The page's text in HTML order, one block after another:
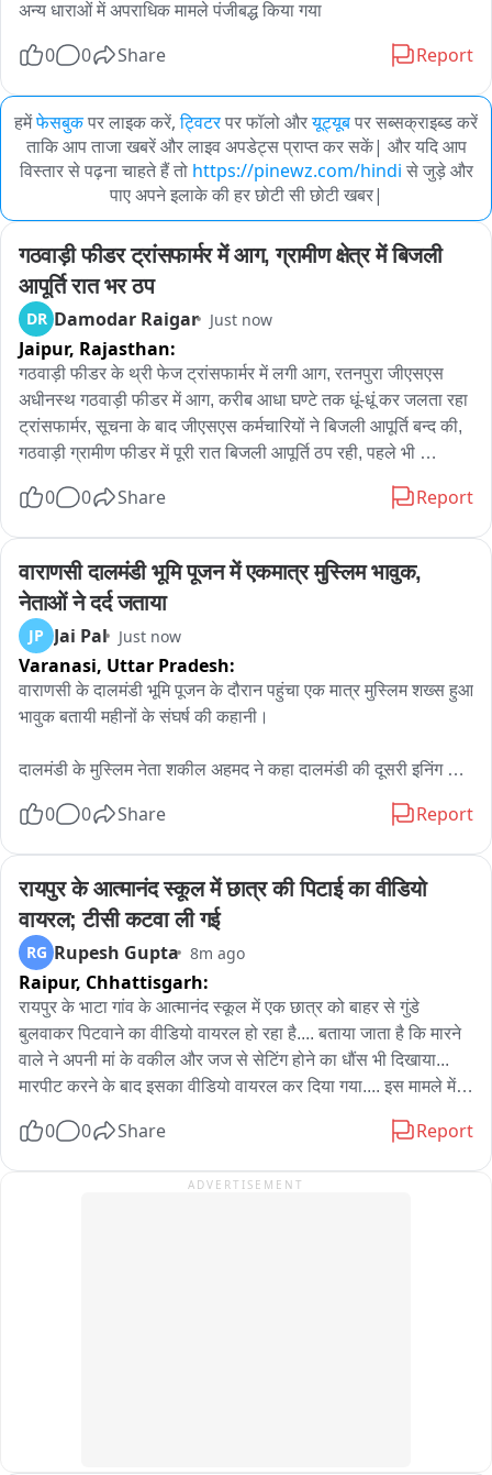
अन्य धाराओं में अपराधिक मामले पंजीबद्ध किया गया
0 0 Share Report
हमेंफेसबुकपर लाइक करें, ट्विटरपर फॉलो औरयूट्यूबपर सब्सक्राइब्ड करें
ताकि आप ताजा खबरें और लाइव अपडेट्स प्राप्त कर सकें| और यदि आप
विस्तार से पढ़ना चाहते हैं तो https://pinewz.com/hindi से जुड़े और
पाए अपने इलाके की हर छोटी सी छोटी खबर|
गठवाड़ी फीडर ट्रांसफार्मर में आग, ग्रामीण क्षेत्र में बिजली
आपूर्ति रात भर ठप
DR Damodar Raigar Just now
Jaipur, Rajasthan:
गठवाड़ी फीडर के थ्री फेज ट्रांसफार्मर में लगी आग, रतनपुरा जीएसएस
अधीनस्थ गठवाड़ी फीडर में आग, करीब आधा घण्टे तक धूं-धूं कर जलता रहा
ट्रांसफार्मर, सूचना के बाद जीएसएस कर्मचारियों ने बिजली आपूर्ति बन्द की,
गठवाड़ी ग्रामीण फीडर में पूरी रात बिजली आपूर्ति ठप रही, पहले भी
अभियंता अधीनस्थ है रतनपुरा जीएसएस
0 0 Share Report
वाराणसी दालमंडी भूमि पूजन में एकमात्र मुस्लिम भावुक,
नेताओं ने दर्द जताया
JP Jai Pal Just now
Varanasi, Uttar Pradesh:
वाराणसी के दालमंडी भूमि पूजन के दौरान पहुंचा एक मात्र मुस्लिम शख्स हुआ
भावुक बतायी महीनों के संघर्ष की कहानी।
दालमंडी के मुस्लिम नेता शकील अहमद ने कहा दालमंडी की दूसरी इनिंग होने
कहा अच्छा होता हम लोगों को भी निमंत्रण मिलता।
0 0 Share Report
रायपुर के आत्मानंद स्कूल में छात्र की पिटाई का वीडियो
वायरल; टीसी कटवा ली गई
RG Rupesh Gupta 8m ago
Raipur, Chhattisgarh:
रायपुर के भाटा गांव के आत्मानंद स्कूल में एक छात्र को बाहर से गुंडे
बुलवाकर पिटवाने का वीडियो वायरल हो रहा है.... बताया जाता है कि मारने
वाले ने अपनी मां के वकील और जज से सेटिंग होने का धौंस भी दिखाया...
मारपीट करने के बाद इसका वीडियो वायरल कर दिया गया.... इस मामले में
पिता ने मारने वाले छात्र के रसूख को देखते हुए अपने बेटे की टीसी कटा ली
0 0 Share Report
ADVERTISEMENT